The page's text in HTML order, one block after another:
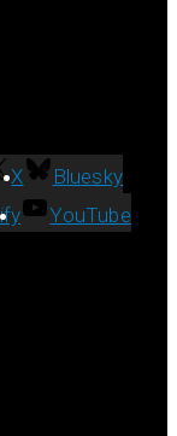
X
Bluesky
YouTube